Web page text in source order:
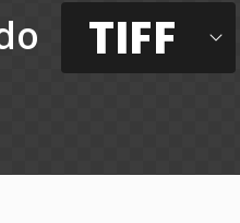
TIFF